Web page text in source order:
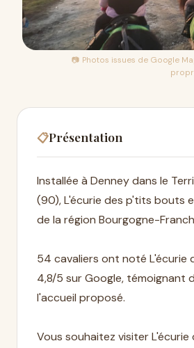
📷 Photos issues de Google
📋Présentation
Installée à Denney dans le
(90), L'écurie des p'tits bouts
de la région Bourgogne-
54 cavaliers ont noté L'écurie
4,8/5 sur Google, témoignant
l'accueil proposé.
Vous souhaitez visiter